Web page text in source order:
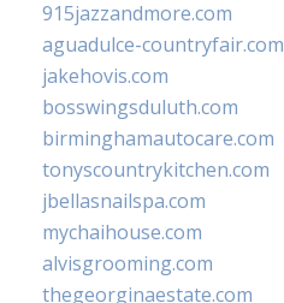
915jazzandmore.com
aguadulce-countryfair.com
jakehovis.com
bosswingsduluth.com
birminghamautocare.com
tonyscountrykitchen.com
jbellasnailspa.com
mychaihouse.com
alvisgrooming.com
thegeorginaestate.com